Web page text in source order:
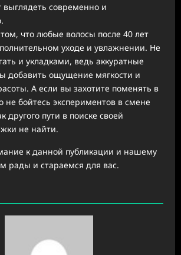
выглядеть современно и
что любые волосы после 40 лет
уходе и увлажнении. Не
и укладками, ведь аккуратные
добавить ощущение мягкости и
А если вы захотите поменять в
не бойтесь экспериментов в смене
другого пути в поиске своей
не найти.
к данной публикации и нашему
рады и стараемся для вас.